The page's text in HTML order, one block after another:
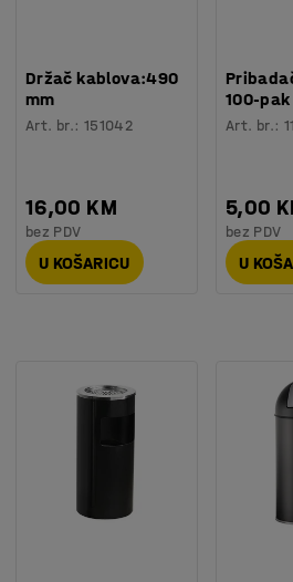
Držač kablova:490
mm
Art. br.: 151042
16,00 KM
bez PDV
U KOŠARICU
100-pak
Art. br.:
5,00
bez PDV
U